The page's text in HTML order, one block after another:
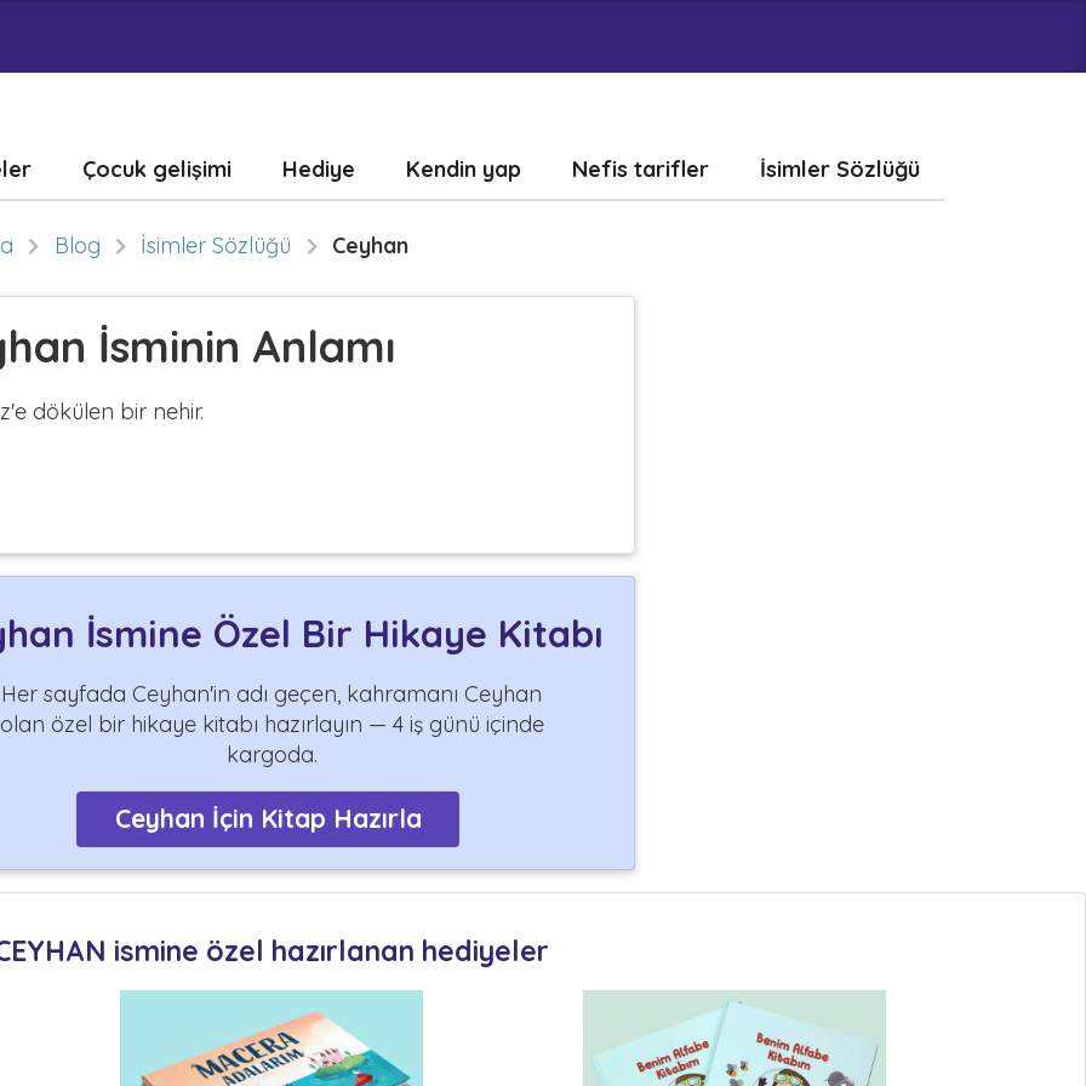
Çocuk gelişimi Hediye Kendin yap Nefis tarifler İsimler Sözlüğü
Blog İsimler Sözlüğü Ceyhan
İsminin Anlamı
dökülen bir nehir.
İsmine Özel Bir Hikaye Kitabı
Her sayfada Ceyhan'in adı geçen, kahramanı Ceyhan
olan özel bir hikaye kitabı hazırlayın — 4 iş günü içinde
kargoda.
Ceyhan İçin Kitap Hazırla
ismine özel hazırlanan hediyeler